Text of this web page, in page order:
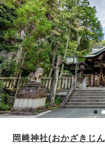
岡﨑神社(おかざきじ